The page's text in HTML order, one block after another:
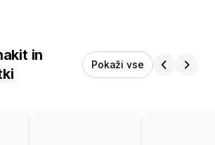
in
Pokaži vse